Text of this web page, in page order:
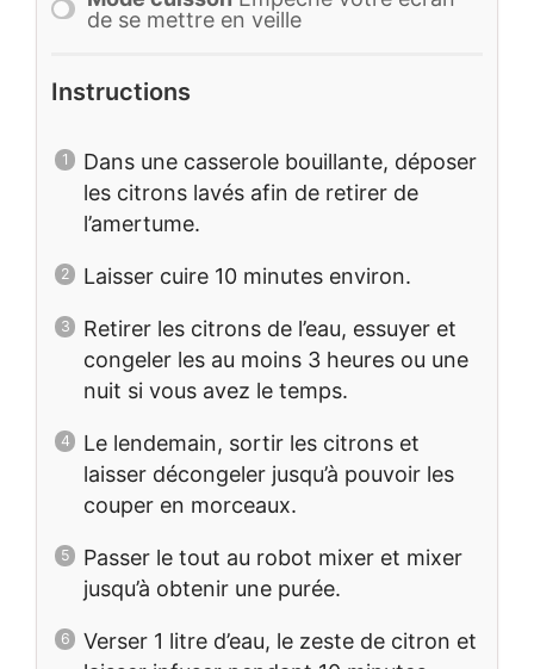
de se mettre en veille
Instructions
Dans une casserole bouillante, déposer
les citrons lavés afin de retirer de
l’amertume.
Laisser cuire 10 minutes environ.
Retirer les citrons de l’eau, essuyer et
congeler les au moins 3 heures ou une
nuit si vous avez le temps.
Le lendemain, sortir les citrons et
laisser décongeler jusqu’à pouvoir les
couper en morceaux.
Passer le tout au robot mixer et mixer
jusqu’à obtenir une purée.
Verser 1 litre d’eau, le zeste de citron et